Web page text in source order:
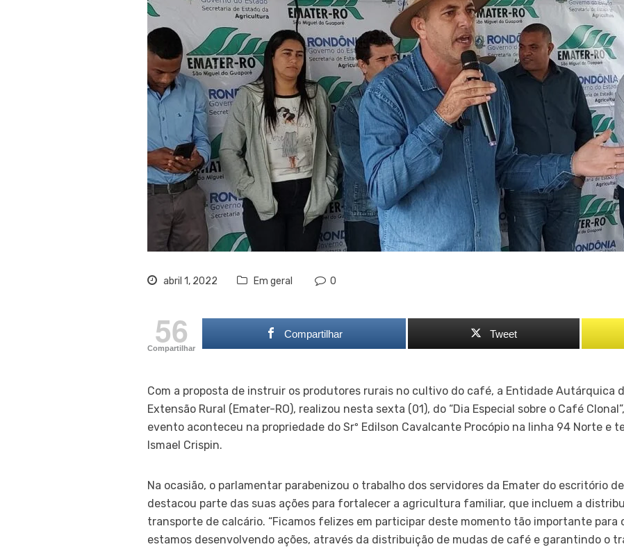
abril 1, 2022 Em geral 0
56
Compartilhar
Compartilhar Tweet
Com a proposta de instruir os produtores rurais no cultivo do café, a Entidade Autárquica
Extensão Rural (Emater-RO), realizou nesta sexta (01), do “Dia Especial sobre o Café
evento aconteceu na propriedade do Srº Edilson Cavalcante Procópio na linha 94 Norte e
Ismael Crispin.
Na ocasião, o parlamentar parabenizou o trabalho dos servidores da Emater do escritório
destacou parte das suas ações para fortalecer a agricultura familiar, que incluem a
transporte de calcário. “Ficamos felizes em participar deste momento tão importante para
estamos desenvolvendo ações, através da distribuição de mudas de café e garantindo o